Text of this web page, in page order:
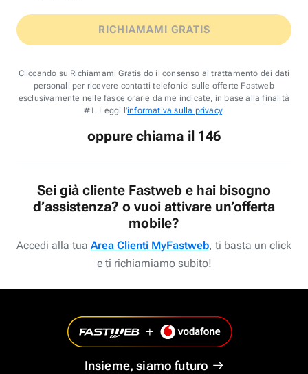
RICHIAMAMI GRATIS
Cliccando su Richiamami Gratis do il consenso al trattamento dei dati
personali per ricevere contatti telefonici sulle offerte Fastweb
esclusivamente nelle fasce orarie da me indicate, in base alla finalità
#1. Leggi l'informativa sulla privacy.
oppure chiama il 146
Sei già cliente Fastweb e hai bisogno
d’assistenza? o vuoi attivare un’offerta
mobile?
Accedi alla tua Area Clienti MyFastweb, ti basta un click
e ti richiamiamo subito!
Insieme, siamo futuro